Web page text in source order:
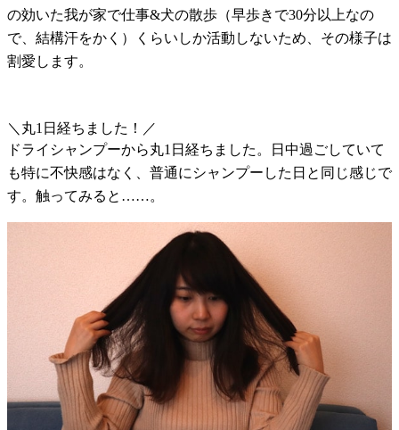
の効いた我が家で仕事&犬の散歩（早歩きで30分以上なの
で、結構汗をかく）くらいしか活動しないため、その様子は
割愛します。
＼丸1日経ちました！／
ドライシャンプーから丸1日経ちました。日中過ごしていて
も特に不快感はなく、普通にシャンプーした日と同じ感じで
す。触ってみると……。